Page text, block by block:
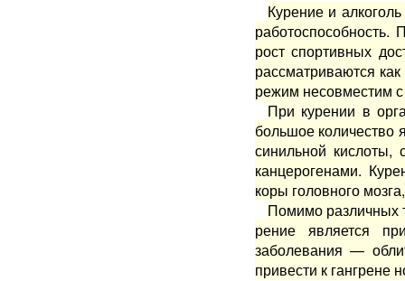
Курение и
рост спортивных
рассмат­риваются
режим не­совместим
При курении в
боль­шое количество
синиль­ной
канцероге­нами.
коры головного
Помимо различных
рение является
заболева­ния —
привести к гангрене